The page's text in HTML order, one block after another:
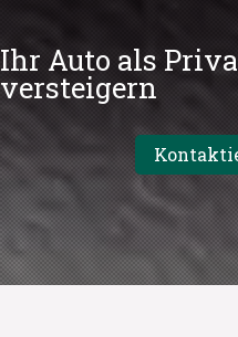
Ihr Auto als
versteigern